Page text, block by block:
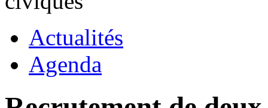
Actualités
Agenda